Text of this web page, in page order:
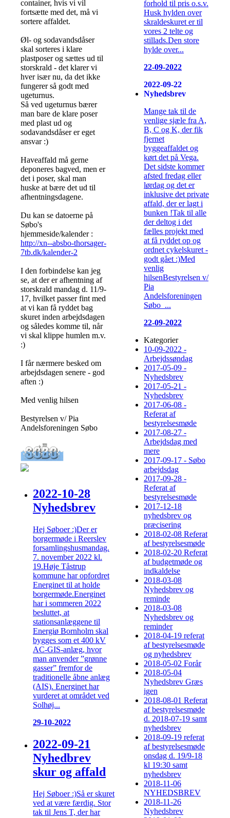
container, hvis vi vil
fortsætte med det, må vi
sortere affaldet.
Øl- og sodavandsdåser
skal sorteres i klare
plastposer og sættes ud til
storskrald - det klarer vi
hver især nu, da det ikke
fungerer så godt med
ugeturnus.
Så ved ugeturnus bærer
man bare de klare poser
med plast ud og
sodavandsdåser er eget
ansvar :)
Haveaffald må gerne
deponeres bagved, men er
det i poser, skal man
huske at bære det ud til
afhentningsdagene.
Du kan se datoerne på
Søbo's
hjemmeside/kalender :
http://xn--absbo-thorsager-
7tb.dk/kalender-2
I den forbindelse kan jeg
se, at der er afhentning af
storskrald mandag d. 11/9-
17, hvilket passer fint med
at vi kan få ryddet bag
skuret inden arbejdsdagen
og således komme til, når
vi skal klippe humlen m.v.
:)
I får nærmere besked om
arbejdsdagen senere - god
aften :)
Med venlig hilsen
Bestyrelsen v/ Pia
Andelsforeningen Søbo
2022-10-28
Nyhedsbrev
Hej Søboer :)Der er
borgermøde i Reerslev
forsamlingshusmandag.
7. november 2022 kl.
19.Høje Tåstrup
kommune har opfordret
Energinet til at holde
borgermøde.Energinet
har i sommeren 2022
besluttet, at
stationsanlæggene til
Energiø Bornholm skal
bygges som et 400 kV
AC-GIS-anlæg, hvor
man anvender ”grønne
gasser” fremfor de
traditionelle åbne anlæg
(AIS). Energinet har
vurderet at området ved
Solhøj...
29-10-2022
2022-09-21
Nyhedbrev
skur og affald
Hej Søboer :)Så er skuret
ved at være færdig. Stor
tak til Jens T, der har
forhold til pris o.s.v.
Husk hylden over
skraldeskuret er til
vores 2 telte og
stillads.Den store
hylde over...
22-09-2022
2022-09-22
Nyhedsbrev
Mange tak til de
venlige sjæle fra A,
B, C og K, der fik
fjernet
byggeaffaldet og
kørt det på Vega.
Det sidste kommer
afsted fredag eller
lørdag og det er
inklusive det private
affald, der er lagt i
bunken !Tak til alle
der deltog i det
fælles projekt med
at få ryddet op og
ordnet cykelskuret -
godt gået :)Med
venlig
hilsenBestyrelsen v/
Pia
Andelsforeningen
Søbo ...
22-09-2022
Kategorier
10-09-2022 -
Arbejdssøndag
2017-05-09 -
Nyhedsbrev
2017-05-21 -
Nyhedsbrev
2017-06-08 -
Referat af
bestyrelsesmøde
2017-08-27 -
Arbejdsdag med
mere
2017-09-17 - Søbo
arbejdsdag
2017-09-28 -
Referat af
bestyrelsesmøde
2017-12-18
nyhedsbrev og
præcisering
2018-02-08 Referat
af bestyrelsesmøde
2018-02-20 Referat
af budgetmøde og
indkaldelse
2018-03-08
Nyhedsbrev og
reminde
2018-03-08
Nyhedsbrev og
reminder
2018-04-19 referat
af bestyrelsesmøde
og nyhedsbrev
2018-05-02 Forår
2018-05-04
Nyhedsbrev Græs
igen
2018-08-01 Referat
af bestyrelsesmøde
d. 2018-07-19 samt
nyhedsbrev
2018-09-19 referat
af bestyrelsesmøde
onsdag d. 19/9-18
kl 19:30 samt
nyhedsbrev
2018-11-06
NYHEDSBREV
2018-11-26
Nyhedsbrev